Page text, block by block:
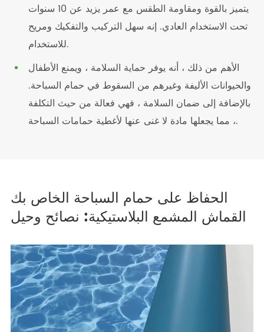
يتميز بالقوة ومقاومة الطقس مع عمر يزيد عن 10 سنوات
تحت الاستخدام العادي. إنه سهل التركيب والتفكيك ومريح
للاستخدام.
الأهم من ذلك ، أنه يوفر حماية السلامة ، ويمنع الأطفال
والحيوانات الأليفة وغيرهم من السقوط في حمام السباحة.
بالإضافة إلى ضمان السلامة ، فهي فعالة من حيث التكلفة
، مما يجعلها مادة لا غنى عنها لأغطية حمامات السباحة.
الحفاظ على حمام السباحة الخاص بك
القماش المشمع البلاستيكية: نصائح وحيل